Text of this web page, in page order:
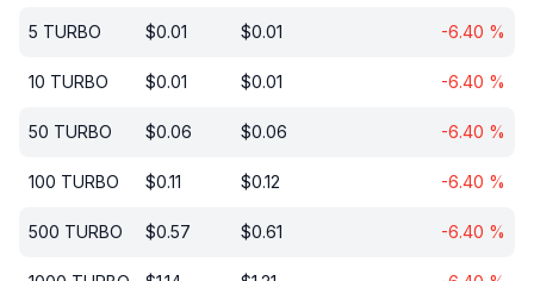
5 TURBO $0.01 $0.01 -6.40 %
10 TURBO $0.01 $0.01 -6.40 %
50 TURBO $0.06 $0.06 -6.40 %
100 TURBO $0.11 $0.12 -6.40 %
500 TURBO $0.57 $0.61 -6.40 %